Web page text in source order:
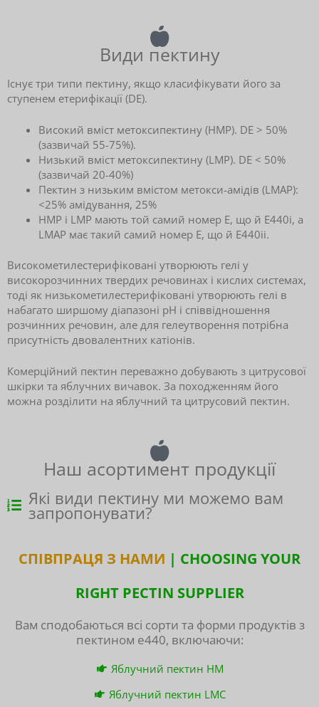
Види пектину
Існує три типи пектину, якщо класифікувати його за
ступенем етерифікації (DE).
Високий вміст метоксипектину (HMP). DE > 50%
(зазвичай 55-75%).
Низький вміст метоксипектину (LMP). DE < 50%
(зазвичай 20-40%)
Пектин з низьким вмістом метокси-амідів (LMAP):
<25% амідування, 25%
HMP і LMP мають той самий номер E, що й E440i, а
LMAP має такий самий номер E, що й E440ii.
Високометилестерифіковані утворюють гелі у
високорозчинних твердих речовинах і кислих системах,
тоді як низькометилестерифіковані утворюють гелі в
набагато ширшому діапазоні рН і співвідношення
розчинних речовин, але для гелеутворення потрібна
присутність двовалентних катіонів.
Комерційний пектин переважно добувають з цитрусової
шкірки та яблучних вичавок. За походженням його
можна розділити на яблучний та цитрусовий пектин.
Наш асортимент продукції
Які види пектину ми можемо вам
запропонувати?
СПІВПРАЦЯ З НАМИ | CHOOSING YOUR
RIGHT PECTIN SUPPLIER
Вам сподобаються всі сорти та форми продуктів з
пектином e440, включаючи:
Яблучний пектин HM
Яблучний пектин LMC